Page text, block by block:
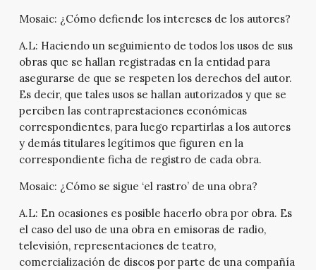
Mosaic: ¿Cómo defiende los intereses de los autores?
A.L: Haciendo un seguimiento de todos los usos de sus
obras que se hallan registradas en la entidad para
asegurarse de que se respeten los derechos del autor.
Es decir, que tales usos se hallan autorizados y que se
perciben las contraprestaciones económicas
correspondientes, para luego repartirlas a los autores
y demás titulares legítimos que figuren en la
correspondiente ficha de registro de cada obra.
Mosaic: ¿Cómo se sigue ‘el rastro’ de una obra?
A.L: En ocasiones es posible hacerlo obra por obra. Es
el caso del uso de una obra en emisoras de radio,
televisión, representaciones de teatro,
comercialización de discos por parte de una compañía